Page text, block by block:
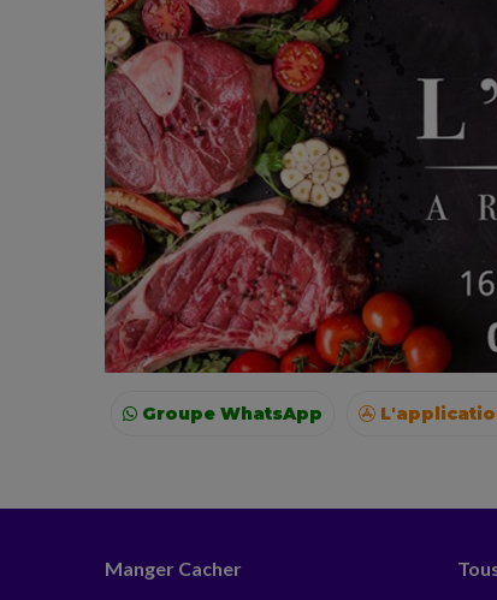
Groupe WhatsApp
Manger Cacher